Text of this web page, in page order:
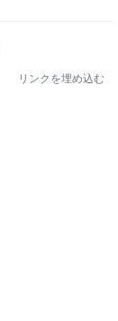
リンクを埋め込む